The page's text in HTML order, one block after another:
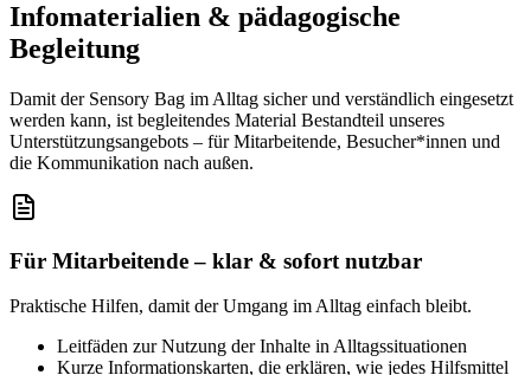
Infomaterialien & pädagogische
Begleitung
Damit der Sensory Bag im Alltag sicher und verständlich eingesetzt
werden kann, ist begleitendes Material Bestandteil unseres
Unterstützungsangebots – für Mitarbeitende, Besucher*innen und
die Kommunikation nach außen.
Für Mitarbeitende – klar & sofort nutzbar
Praktische Hilfen, damit der Umgang im Alltag einfach bleibt.
Leitfäden zur Nutzung der Inhalte in Alltagssituationen
Kurze Informationskarten, die erklären, wie jedes Hilfsmittel